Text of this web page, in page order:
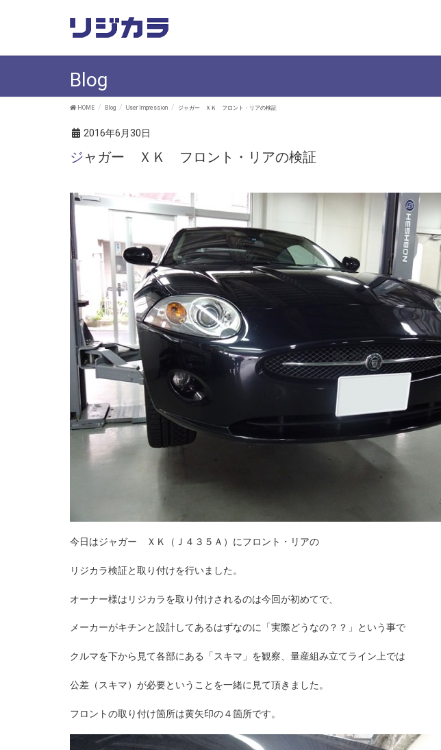
Blog
HOME Blog User Impression ジャガー ＸＫ フロント・リアの検証
2016年6月30日
ジャガー ＸＫ フロント・リアの検証
今日はジャガー ＸＫ（Ｊ４３５Ａ）にフロント・リアの
リジカラ検証と取り付けを行いました。
オーナー様はリジカラを取り付けされるのは今回が初めてで、
メーカーがキチンと設計してあるはずなのに「実際どうなの？？」という事で
クルマを下から見て各部にある「スキマ」を観察、量産組み立てライン上では
公差（スキマ）が必要ということを一緒に見て頂きました。
フロントの取り付け箇所は黄矢印の４箇所です。